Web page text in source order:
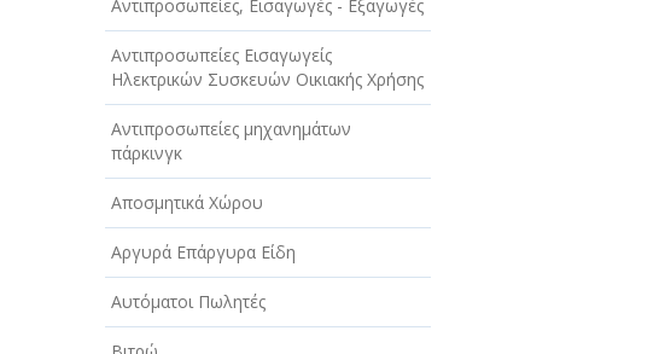
Αντιπροσωπείες, Εισαγωγές - Εξαγωγές
Αντιπροσωπείες Εισαγωγείς
Ηλεκτρικών Συσκευών Οικιακής Χρήσης
Αντιπροσωπείες μηχανημάτων
πάρκινγκ
Αποσμητικά Χώρου
Αργυρά Επάργυρα Είδη
Αυτόματοι Πωλητές